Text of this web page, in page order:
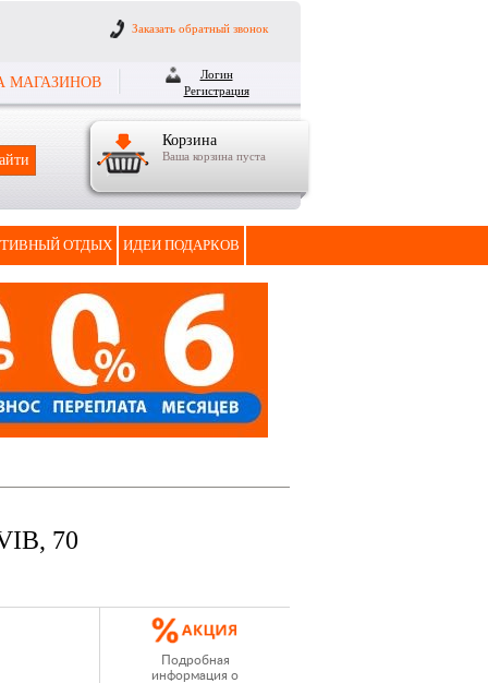
Заказать обратный звонок
МАГАЗИНОВ
Логин
Регистрация
Корзина
Ваша корзина пуста
ОТДЫХ ИДЕИ ПОДАРКОВ
70
Подробная
информация о